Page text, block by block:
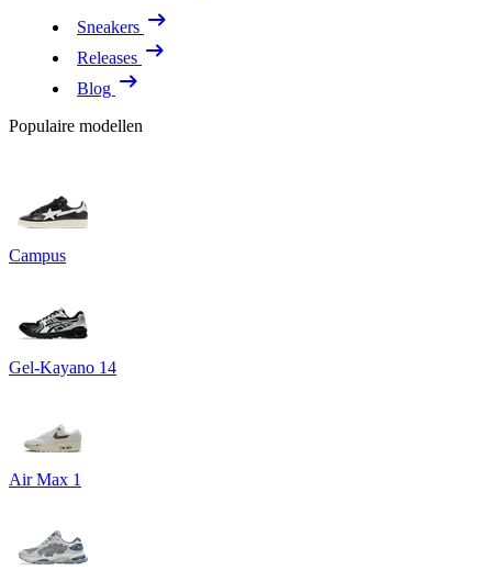
Sneakers
Releases
Blog
Populaire modellen
Campus
Gel-Kayano 14
Air Max 1